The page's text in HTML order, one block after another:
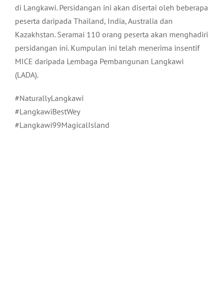
di Langkawi. Persidangan ini akan disertai oleh beberapa
peserta daripada Thailand, India, Australia dan
Kazakhstan. Seramai 110 orang peserta akan menghadiri
persidangan ini. Kumpulan ini telah menerima insentif
MICE daripada Lembaga Pembangunan Langkawi
(LADA).
#NaturallyLangkawi
#LangkawiBestWey
#Langkawi99MagicalIsland